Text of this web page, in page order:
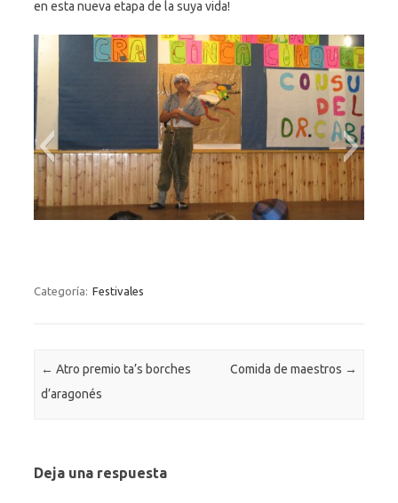
en esta nueva etapa de la suya vida!
Categoría: Festivales
Navegación de entradas
← Atro premio ta’s borches
d’aragonés
Comida de maestros →
Deja una respuesta